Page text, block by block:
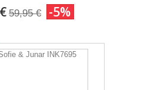
59,95 € -5%